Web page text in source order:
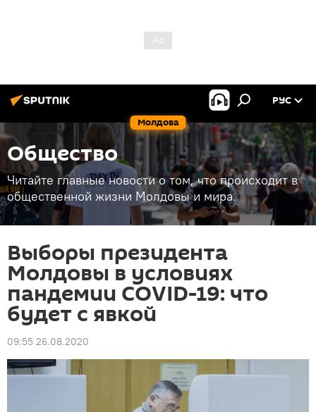
Молдова
РУС
Общество
Читайте главные новости о том, что происходит в
общественной жизни Молдовы и мира.
Выборы президента
Молдовы в условиях
пандемии COVID-19: что
будет с явкой
09:55 26.08.2020